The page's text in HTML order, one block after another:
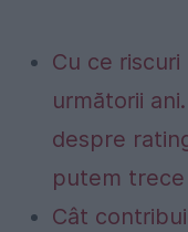
Cu ce
următorii
despre
putem
Cât